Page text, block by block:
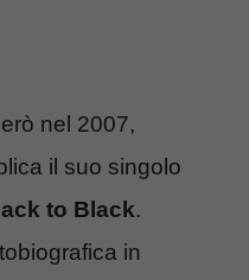
nel 2007,
il suo singolo
to Black.
in